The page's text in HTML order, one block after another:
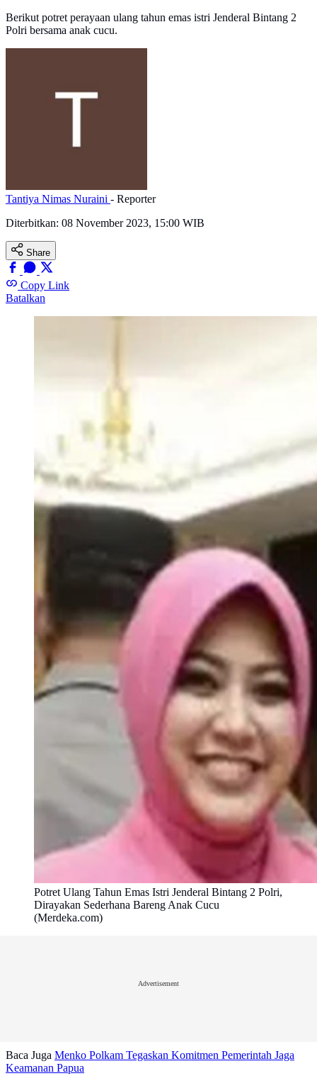
Berikut potret perayaan ulang tahun emas istri Jenderal Bintang 2
Polri bersama anak cucu.
Tantiya Nimas Nuraini - Reporter
Diterbitkan: 08 November 2023, 15:00 WIB
Share
Copy Link
Batalkan
Potret Ulang Tahun Emas Istri Jenderal Bintang 2 Polri,
Dirayakan Sederhana Bareng Anak Cucu
(Merdeka.com)
Advertisement
Baca Juga Menko Polkam Tegaskan Komitmen Pemerintah Jaga
Keamanan Papua